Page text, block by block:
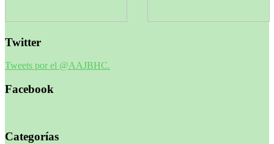
Twitter
Tweets por el @AAJBHC.
Facebook
Categorías